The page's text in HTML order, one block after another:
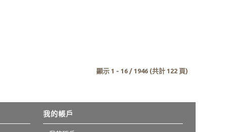
顯示 1 - 16 / 1946 (共計 122 頁)
我的帳戶